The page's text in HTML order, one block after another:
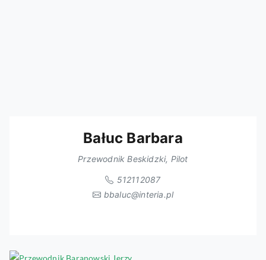
Bałuc Barbara
Przewodnik Beskidzki, Pilot
512112087
bbaluc@interia.pl